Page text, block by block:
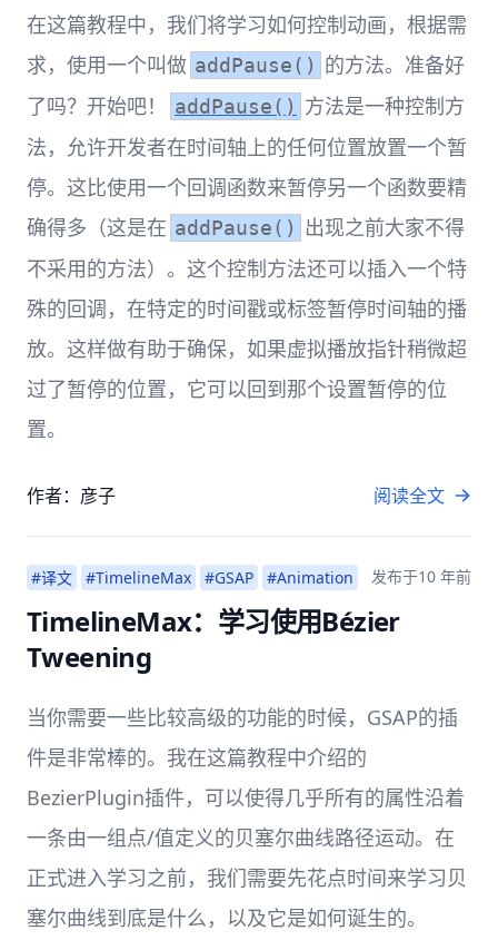
在这篇教程中，我们将学习如何控制动画，根据需
求，使用一个叫做 addPause() 的方法。准备好
了吗？开始吧！
addPause() 方法是一种控制方
法，允许开发者在时间轴上的任何位置放置一个暂
停。这比使用一个回调函数来暂停另一个函数要精
确得多（这是在 addPause()
出现之前大家不得
不采用的方法）。这个控制方法还可以插入一个特
殊的回调，在特定的时间戳或标签暂停时间轴的播
放。这样做有助于确保，如果虚拟播放指针稍微超
过了暂停的位置，它可以回到那个设置暂停的位
置。
作者：彦子 阅读全文
#译文 #TimelineMax #GSAP #Animation 发布于10 年前
TimelineMax：学习使用Bézier
Tweening
当你需要一些比较高级的功能的时候，GSAP的插
件是非常棒的。我在这篇教程中介绍的
BezierPlugin插件，可以使得几乎所有的属性沿着
一条由一组点/值定义的贝塞尔曲线路径运动。在
正式进入学习之前，我们需要先花点时间来学习贝
塞尔曲线到底是什么，以及它是如何诞生的。